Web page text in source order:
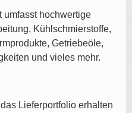
umfasst hochwertige
Kühlschmierstoffe,
Getriebeöle,
und vieles mehr.
Lieferportfolio erhalten